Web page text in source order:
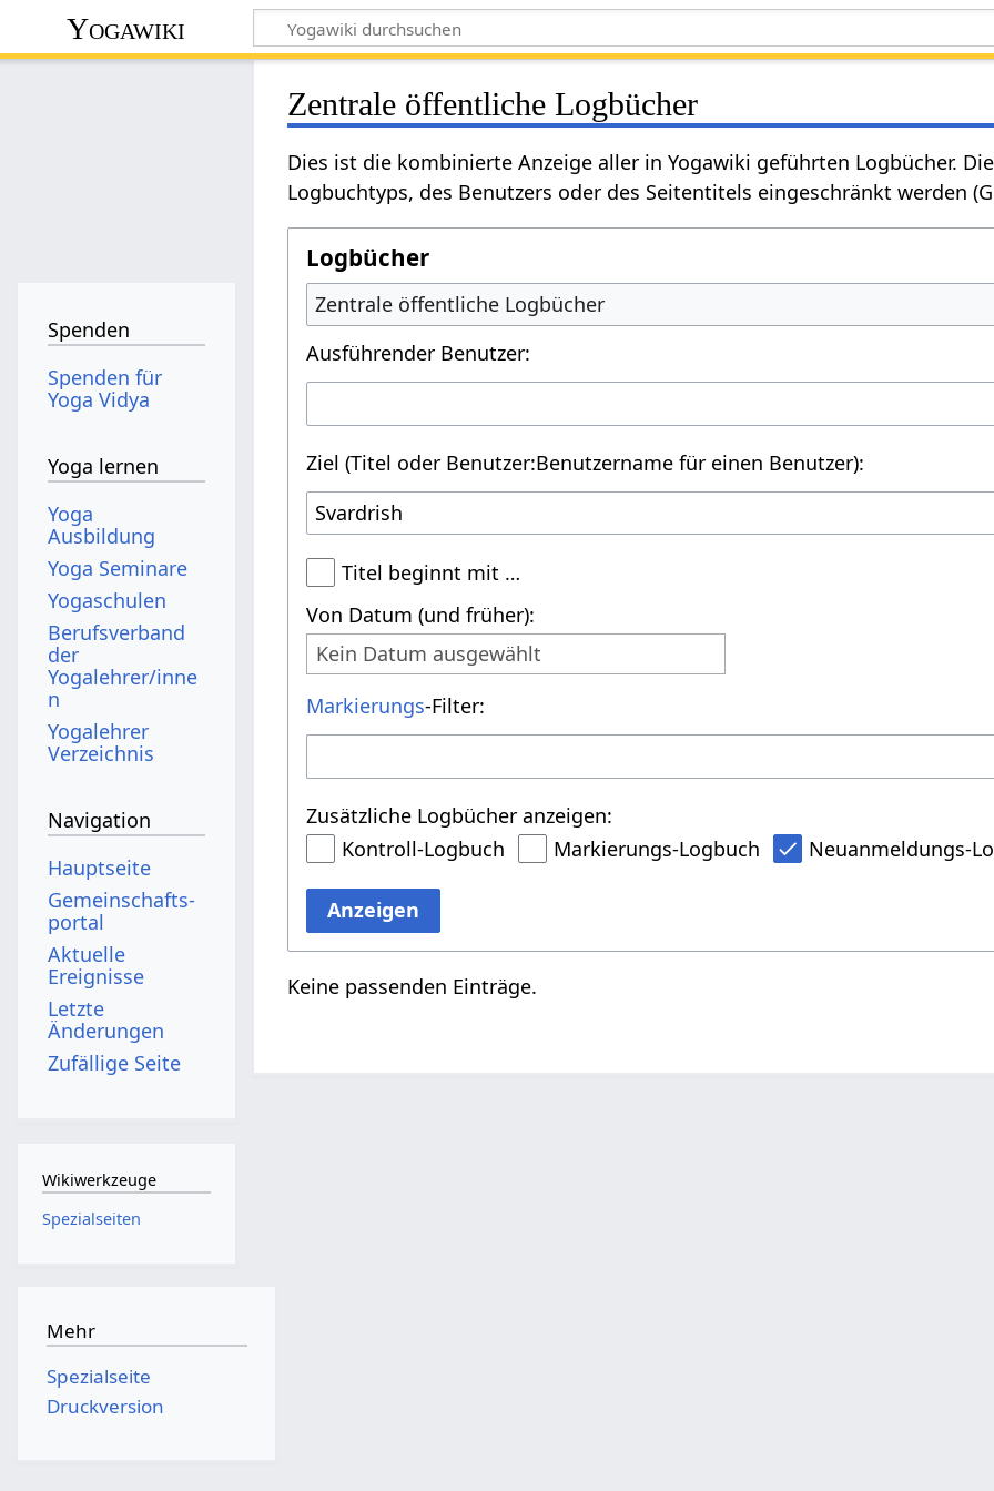
Yogawiki
Zentrale öffentliche Logbücher
Dies ist die kombinierte Anzeige aller in Yogawiki geführten Logbücher.
Logbuchtyps, des Benutzers oder des Seitentitels eingeschränkt werden
Logbücher
Zentrale öffentliche Logbücher
Ausführender Benutzer:
Ziel (Titel oder Benutzer:Benutzername für einen Benutzer):
Titel beginnt mit …
Von Datum (und früher):
Kein Datum ausgewählt
Markierungs-Filter:
Zusätzliche Logbücher anzeigen:
Kontroll-Logbuch
Markierungs-Logbuch Neuanmeldungs-
Anzeigen
Keine passenden Einträge.
Spenden
Spenden für
Yoga Vidya
Yoga lernen
Yoga
Ausbildung
Yoga Seminare
Yogaschulen
Berufsverband
der
Yogalehrer/inne
n
Yogalehrer
Verzeichnis
Navigation
Hauptseite
Gemeinschafts­
portal
Aktuelle
Ereignisse
Letzte
Änderungen
Zufällige Seite
Wikiwerkzeuge
Spezialseiten
Mehr
Spezialseite
Druckversion